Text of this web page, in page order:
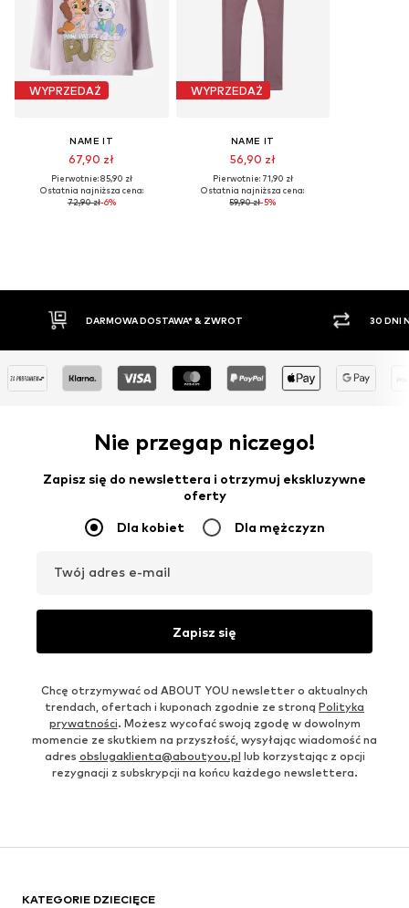
WYPRZEDAŻ
NAME IT
67,90 zł
Pierwotnie: 85,90 zł
Ostatnia najniższa cena:
72,90 zł-6%
WYPRZEDAŻ
NAME IT
56,90 zł
Pierwotnie: 71,90 zł
Ostatnia najniższa cena:
59,90 zł-5%
30 DNI NA ZWROT TOWARU
Nie przegap niczego!
Zapisz się do newslettera i otrzymuj ekskluzywne
oferty
Dla kobiet Dla mężczyzn
Twój adres e-mail
Zapisz się
Chcę otrzymywać od ABOUT YOU newsletter o aktualnych
trendach, ofertach i kuponach zgodnie ze stroną Polityka
prywatności. Możesz wycofać swoją zgodę w dowolnym
momencie ze skutkiem na przyszłość, wysyłając wiadomość na
adres obslugaklienta@aboutyou.pl lub korzystając z opcji
rezygnacji z subskrypcji na końcu każdego newslettera.
KATEGORIE DZIECIĘCE